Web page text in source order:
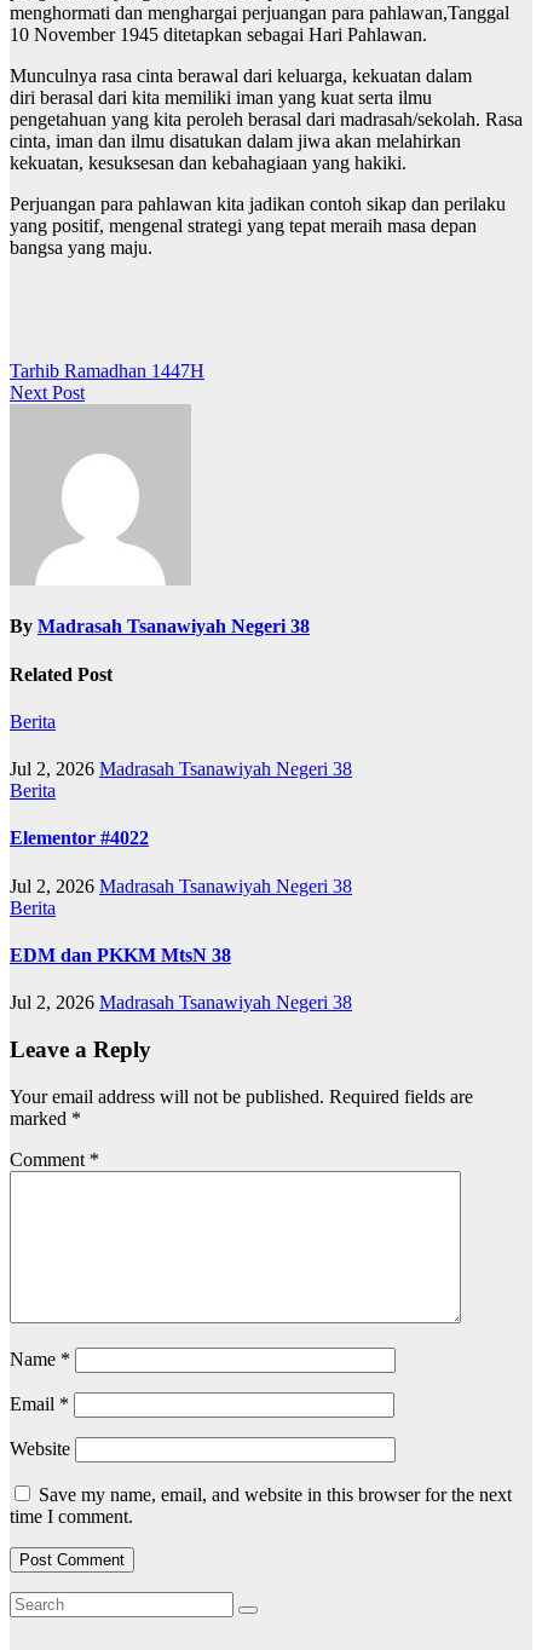
menghormati dan menghargai perjuangan para pahlawan,Tanggal
10 November 1945 ditetapkan sebagai Hari Pahlawan.
Munculnya rasa cinta berawal dari keluarga, kekuatan dalam
diri berasal dari kita memiliki iman yang kuat serta ilmu
pengetahuan yang kita peroleh berasal dari madrasah/sekolah. Rasa
cinta, iman dan ilmu disatukan dalam jiwa akan melahirkan
kekuatan, kesuksesan dan kebahagiaan yang hakiki.
Perjuangan para pahlawan kita jadikan contoh sikap dan perilaku
yang positif, mengenal strategi yang tepat meraih masa depan
bangsa yang maju.
Post
navigation
Tarhib Ramadhan 1447H
Next Post
By Madrasah Tsanawiyah Negeri 38
Related Post
Berita
Jul 2, 2026 Madrasah Tsanawiyah Negeri 38
Berita
Elementor #4022
Jul 2, 2026 Madrasah Tsanawiyah Negeri 38
Berita
EDM dan PKKM MtsN 38
Jul 2, 2026 Madrasah Tsanawiyah Negeri 38
Leave a Reply
Your email address will not be published. Required fields are
marked *
Comment *
Name *
Email *
Website
Save my name, email, and website in this browser for the next
time I comment.